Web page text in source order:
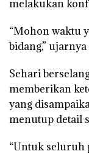
melakukan
“Mohon waktu
bidang,”
Sehari
memberikan
yang
menutup detail
“Untuk seluruh